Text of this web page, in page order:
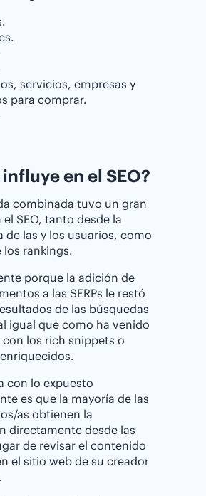
servicios, empresas y
para comprar.
en el SEO?
combinada tuvo un gran
SEO, tanto desde la
de las y los usuarios, como
rankings.
porque la adición de
a las SERPs le restó
de las búsquedas
igual que como ha venido
los rich snippets o
con lo expuesto
es que la mayoría de las
as obtienen la
directamente desde las
de revisar el contenido
el sitio web de su creador